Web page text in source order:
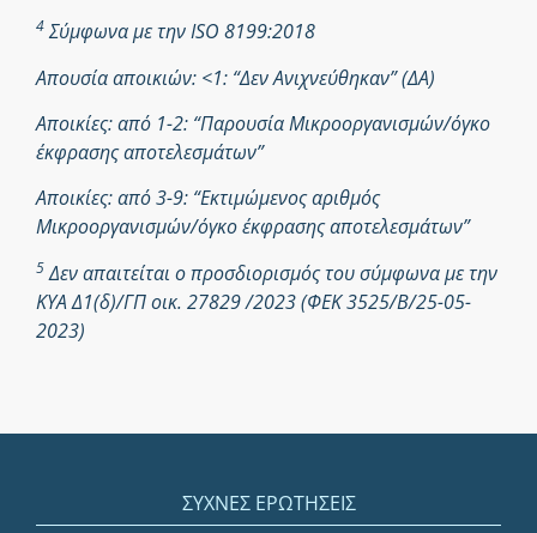
4Σύμφωνα με την ISO 8199:2018
Απουσία αποικιών: <1: “Δεν Ανιχνεύθηκαν” (ΔΑ)
Αποικίες: από 1-2: “Παρουσία Μικροοργανισμών/όγκο
έκφρασης αποτελεσμάτων”
Αποικίες: από 3-9: “Εκτιμώμενος αριθμός
Μικροοργανισμών/όγκο έκφρασης αποτελεσμάτων”
5Δεν απαιτείται ο προσδιορισμός του σύμφωνα με την
ΚΥΑ Δ1(δ)/ΓΠ οικ. 27829 /2023 (ΦΕΚ 3525/Β/25-05-
2023)
ΣΥΧΝΕΣ ΕΡΩΤΗΣΕΙΣ